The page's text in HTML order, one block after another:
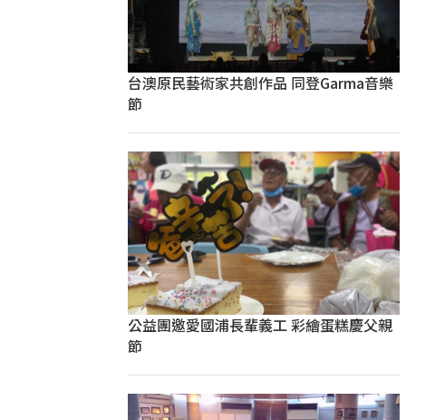
台澳原民藝術家共創作品 同登Garma音樂
節
公益團邀愛國浦長輩義工 彩繪蛋糕慶父親
節